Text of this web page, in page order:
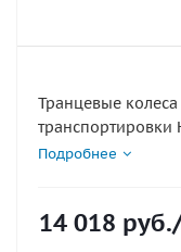
Транцевые
транспортировки
Данный тип колес
Крепеж, входящий
Подробнее
14 018 руб.